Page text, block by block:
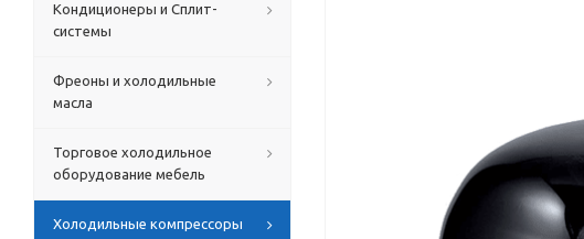
Кондиционеры и Сплит-
системы
Фреоны и холодильные
масла
Торговое холодильное
оборудование мебель
Холодильные компрессоры